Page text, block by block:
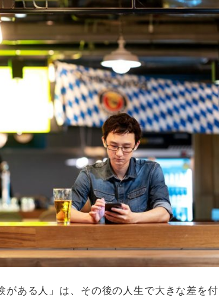
ある人」は、その後の人生で大きな差を付